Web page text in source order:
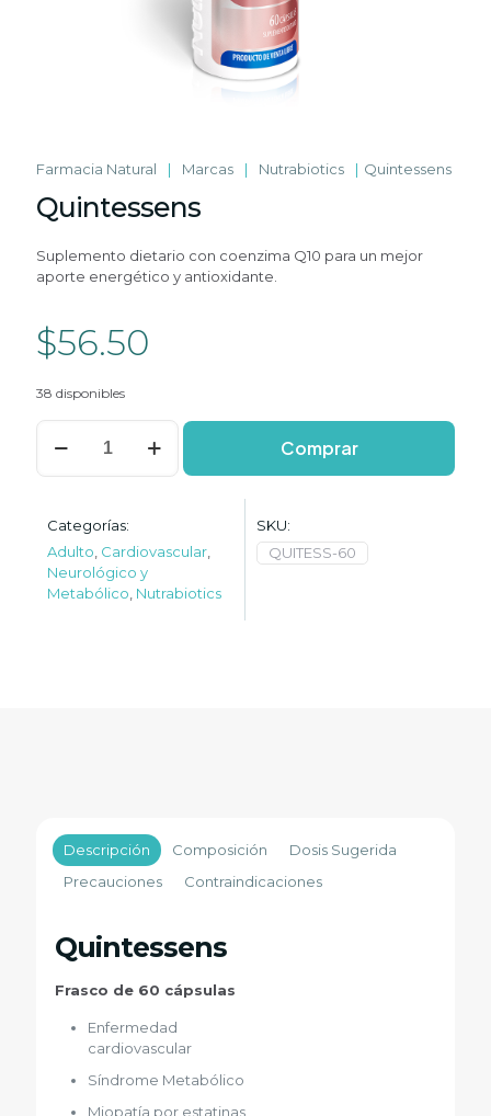
Farmacia Natural | Marcas | Nutrabiotics | Quintessens
Quintessens
Suplemento dietario con coenzima Q10 para un mejor
aporte energético y antioxidante.
$56.50
38 disponibles
Quintessens
cantidad
Comprar
Categorías:
Adulto Cardiovascular
Neurológico y
Metabólico Nutrabiotics
SKU:
QUITESS-60
Descripción Composición
Dosis Sugerida
Precauciones
Contraindicaciones
Quintessens
Frasco de 60 cápsulas
Enfermedad
cardiovascular
Síndrome Metabólico
Miopatía por estatinas